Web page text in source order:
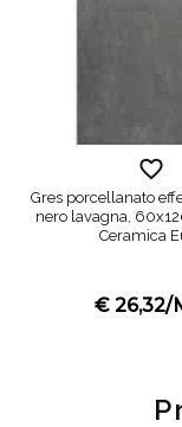
Gres porcellanato
nero lavagna,
Ceramica
€ 26,32/